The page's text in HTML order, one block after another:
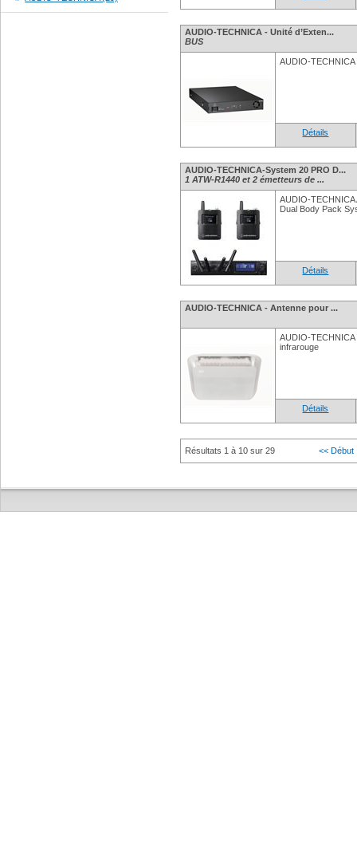
AUDIO-TECHNICA - Unité d’Exten...
BUS
AUDIO-TECHNICA
Détails
AUDIO-TECHNICA-System 20 PRO D...
1 ATW-R1440 et 2 émetteurs de ...
AUDIO-
Dual Body Pack
Détails
AUDIO-TECHNICA - Antenne pour ...
AUDIO-
infrarouge
Détails
Résultats 1 à 10 sur 29 << Début